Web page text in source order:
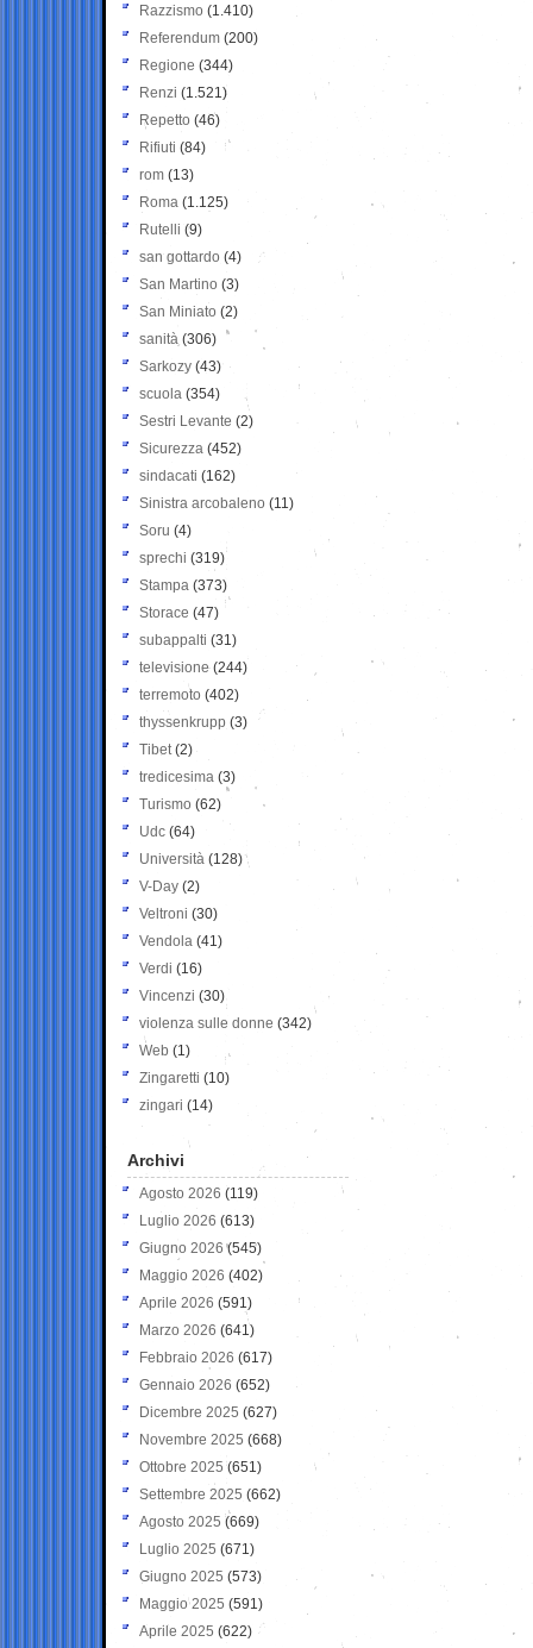
Razzismo (1.410)
Referendum (200)
Regione (344)
Renzi (1.521)
Repetto (46)
Rifiuti (84)
rom (13)
Roma (1.125)
Rutelli (9)
san gottardo (4)
San Martino (3)
San Miniato (2)
sanità (306)
Sarkozy (43)
scuola (354)
Sestri Levante (2)
Sicurezza (452)
sindacati (162)
Sinistra arcobaleno (11)
Soru (4)
sprechi (319)
Stampa (373)
Storace (47)
subappalti (31)
televisione(244)
terremoto (402)
thyssenkrupp (3)
Tibet(2)
tredicesima (3)
Turismo (62)
Udc (64)
Università (128)
V-Day (2)
Veltroni (30)
Vendola (41)
Verdi (16)
Vincenzi (30)
violenza sulle donne (342)
Web (1)
Zingaretti (10)
zingari (14)
Archivi
Agosto 2026 (119)
Luglio 2026 (613)
Giugno 2026 (545)
Maggio 2026 (402)
Aprile 2026 (591)
Marzo 2026 (641)
Febbraio 2026 (617)
Gennaio 2026 (652)
Dicembre 2025 (627)
Novembre 2025 (668)
Ottobre 2025 (651)
Settembre 2025 (662)
Agosto 2025 (669)
Luglio 2025 (671)
Giugno 2025 (573)
Maggio 2025 (591)
Aprile 2025 (622)